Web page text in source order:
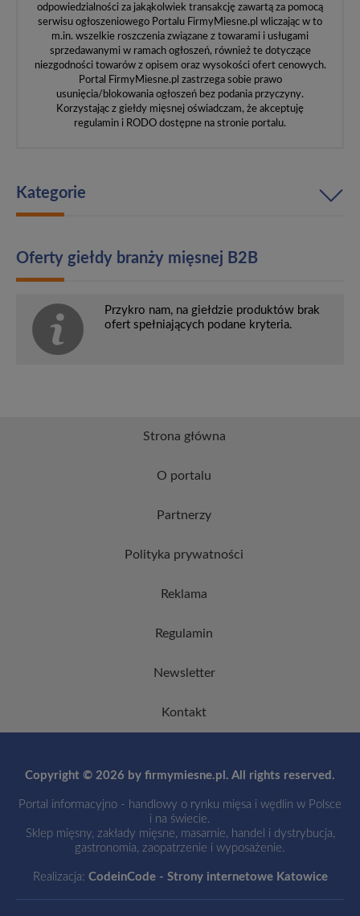
odpowiedzialności za jakąkolwiek transakcję zawartą za pomocą
serwisu ogłoszeniowego Portalu FirmyMiesne.pl wliczając w to
m.in. wszelkie roszczenia związane z towarami i usługami
sprzedawanymi w ramach ogłoszeń, również te dotyczące
niezgodności towarów z opisem oraz wysokości ofert cenowych.
Portal FirmyMiesne.pl zastrzega sobie prawo
usunięcia/blokowania ogłoszeń bez podania przyczyny.
Korzystając z giełdy mięsnej oświadczam, że akceptuję
regulamin i RODO dostępne na stronie portalu.
Kategorie
Oferty giełdy branży mięsnej B2B
Przykro nam, na giełdzie produktów brak
ofert spełniających podane kryteria.
Strona główna
O portalu
Partnerzy
Polityka prywatności
Reklama
Regulamin
Newsletter
Kontakt
Copyright © 2026 by firmymiesne.pl. All rights reserved.
Portal informacyjno - handlowy o rynku mięsa i wędlin w Polsce
i na świecie.
Sklep mięsny, zakłady mięsne, masarnie, handel i dystrybucja,
gastronomia, zaopatrzenie i wyposażenie.
Realizacja: CodeinCode - Strony internetowe Katowice